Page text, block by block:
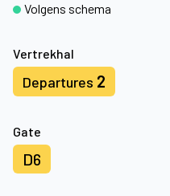
Vertrekhal
Departures 2
Gate
D6
Volgens schema